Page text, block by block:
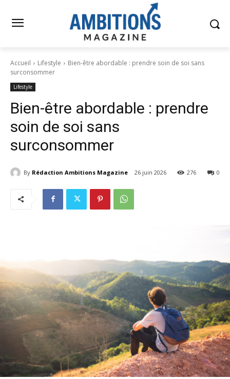
Accueil Lifestyle
Bien-être abordable : prendre soin de soi sans
surconsommer
Lifestyle
Bien-être abordable : prendre
soin de soi sans
surconsommer
By Rédaction Ambitions Magazine 26 juin 2026 0
276